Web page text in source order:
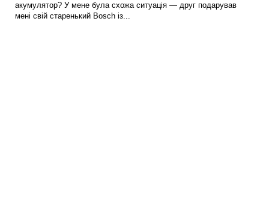
акумулятор? У мене була схожа ситуація — друг подарував
мені свій старенький Bosch із...